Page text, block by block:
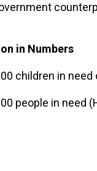
in Numbers
children in
people in need